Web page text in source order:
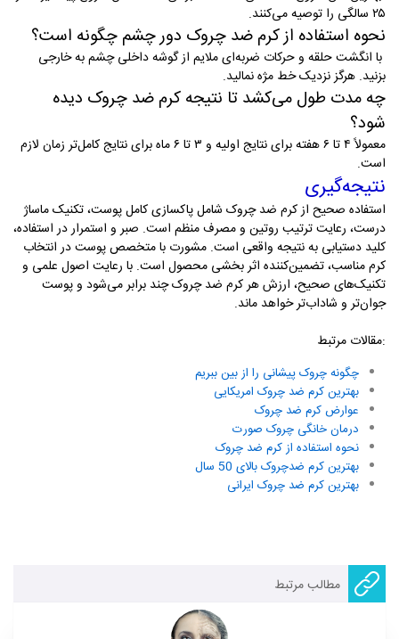
۲۵ سالگی را توصیه می‌کنند
.
نحوه استفاده از کرم ضد چروک دور چشم چگونه است؟
با انگشت حلقه و حرکات ضربه‌ای ملایم از گوشه داخلی چشم به خارجی
بزنید. هرگز نزدیک خط مژه نمالید.
چه مدت طول می‌کشد تا نتیجه کرم ضد چروک دیده
شود؟
معمولاً ۴ تا ۶ هفته برای نتایج اولیه و ۳ تا ۶ ماه برای نتایج کامل‌تر زمان لازم
است.
نتیجه‌گیری
استفاده صحیح از کرم ضد چروک شامل پاکسازی کامل پوست، تکنیک ماساژ
درست، رعایت ترتیب روتین و مصرف منظم است. صبر و استمرار در استفاده،
کلید دستیابی به نتیجه واقعی است. مشورت با متخصص پوست در انتخاب
کرم مناسب، تضمین‌کننده اثر بخشی محصول است. با رعایت اصول علمی و
تکنیک‌های صحیح، ارزش هر کرم ضد چروک چند برابر می‌شود و پوست
جوان‌تر و شاداب‌تر خواهد ماند.
مقالات مرتبط:
چگونه چروک پیشانی را از بین ببریم
بهترین کرم ضد چروک امریکایی
عوارض کرم ضد چروک
درمان خانگی چروک صورت
نحوه استفاده از کرم ضد چروک
بهترین کرم ضدچروک بالای 50 سال
بهترین کرم ضد چروک ایرانی
مطالب مرتبط